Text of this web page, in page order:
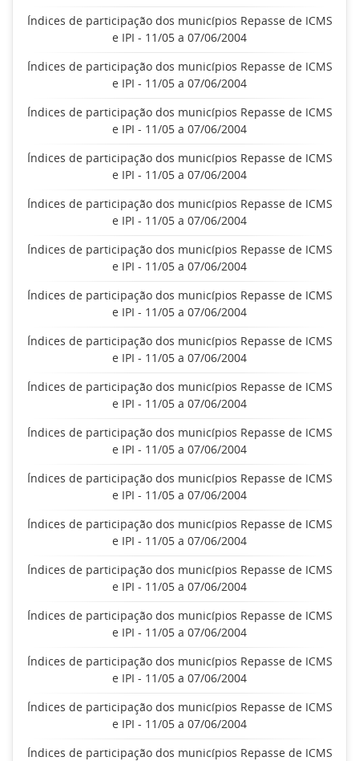
Índices de participação dos municípios Repasse de ICMS
e IPI - 11/05 a 07/06/2004
Índices de participação dos municípios Repasse de ICMS
e IPI - 11/05 a 07/06/2004
Índices de participação dos municípios Repasse de ICMS
e IPI - 11/05 a 07/06/2004
Índices de participação dos municípios Repasse de ICMS
e IPI - 11/05 a 07/06/2004
Índices de participação dos municípios Repasse de ICMS
e IPI - 11/05 a 07/06/2004
Índices de participação dos municípios Repasse de ICMS
e IPI - 11/05 a 07/06/2004
Índices de participação dos municípios Repasse de ICMS
e IPI - 11/05 a 07/06/2004
Índices de participação dos municípios Repasse de ICMS
e IPI - 11/05 a 07/06/2004
Índices de participação dos municípios Repasse de ICMS
e IPI - 11/05 a 07/06/2004
Índices de participação dos municípios Repasse de ICMS
e IPI - 11/05 a 07/06/2004
Índices de participação dos municípios Repasse de ICMS
e IPI - 11/05 a 07/06/2004
Índices de participação dos municípios Repasse de ICMS
e IPI - 11/05 a 07/06/2004
Índices de participação dos municípios Repasse de ICMS
e IPI - 11/05 a 07/06/2004
Índices de participação dos municípios Repasse de ICMS
e IPI - 11/05 a 07/06/2004
Índices de participação dos municípios Repasse de ICMS
e IPI - 11/05 a 07/06/2004
Índices de participação dos municípios Repasse de ICMS
e IPI - 11/05 a 07/06/2004
Índices de participação dos municípios Repasse de ICMS